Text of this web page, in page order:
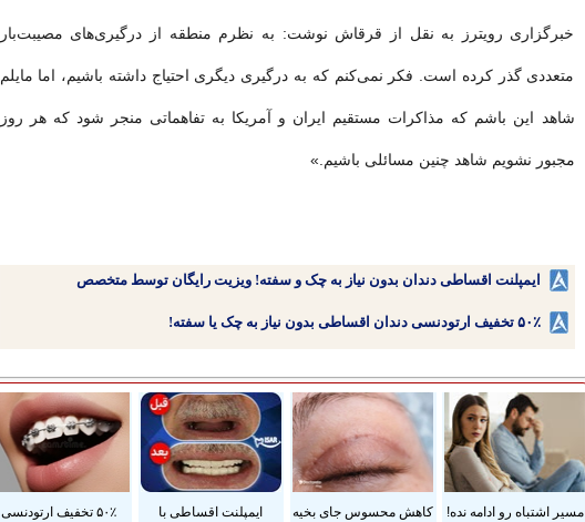
خبرگزاری رویترز به نقل از قرقاش نوشت: به نظرم منطقه از درگیری‌های مصیبت‌بار
متعددی گذر کرده است. فکر نمی‌کنم که به درگیری دیگری احتیاج داشته باشیم، اما مایلم
شاهد این باشم که مذاکرات مستقیم ایران و آمریکا به تفاهماتی منجر شود که هر روز
مجبور نشویم شاهد چنین مسائلی باشیم.»
ایمپلنت اقساطی دندان بدون نیاز به چک و سفته! ویزیت رایگان توسط متخصص
۵۰٪ تخفیف ارتودنسی دندان اقساطی بدون نیاز به چک یا سفته!
مسیر اشتباه رو ادامه نده!
کاهش محسوس جای بخیه
ایمپلنت اقساطی با
۵۰٪ تخفیف ارتودنسی